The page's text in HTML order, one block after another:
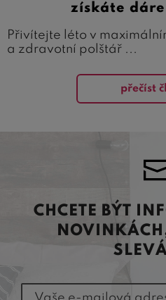
získáte
Přivítejte léto v
a zdravotní polštář ...
přečíst
CHCETE BÝT
Vaše e-mailová adresa